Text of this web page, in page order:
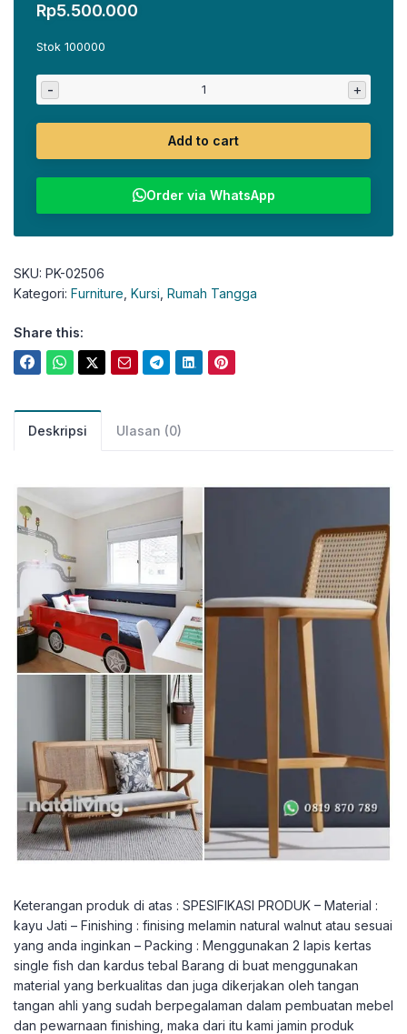
Rp5.500.000
Stok 100000
- +
Add to cart
Order via WhatsApp
SKU: PK-02506
Kategori: Furniture Kursi Rumah Tangga
Share this:
Deskripsi Ulasan (0)
Keterangan produk di atas : SPESIFIKASI PRODUK – Material :
kayu Jati – Finishing : finising melamin natural walnut atau sesuai
yang anda inginkan – Packing : Menggunakan 2 lapis kertas
single fish dan kardus tebal Barang di buat menggunakan
material yang berkualitas dan juga dikerjakan oleh tangan
tangan ahli yang sudah berpegalaman dalam pembuatan mebel
dan pewarnaan finishing, maka dari itu kami jamin produk